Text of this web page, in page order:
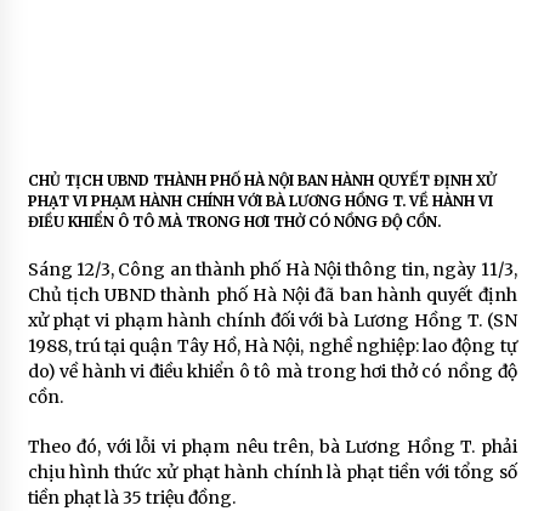
CHỦ TỊCH UBND THÀNH PHỐ HÀ NỘI BAN HÀNH QUYẾT ĐỊNH XỬ
PHẠT VI PHẠM HÀNH CHÍNH VỚI BÀ LƯƠNG HỒNG T. VỀ HÀNH VI
ĐIỀU KHIỂN Ô TÔ MÀ TRONG HƠI THỞ CÓ NỒNG ĐỘ CỒN.
Sáng 12/3, Công an thành phố Hà Nội thông tin, ngày 11/3,
Chủ tịch UBND thành phố Hà Nội đã ban hành quyết định
xử phạt vi phạm hành chính đối với bà Lương Hồng T. (SN
1988, trú tại quận Tây Hồ, Hà Nội, nghề nghiệp: lao động tự
do) về hành vi điều khiển ô tô mà trong hơi thở có nồng độ
cồn.
Theo đó, với lỗi vi phạm nêu trên, bà Lương Hồng T. phải
chịu hình thức xử phạt hành chính là phạt tiền với tổng số
tiền phạt là 35 triệu đồng.